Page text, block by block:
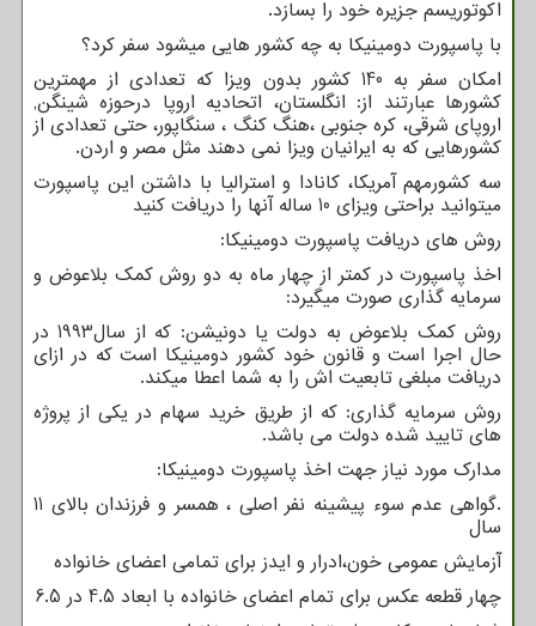
اکوتوریسم جزیره خود را بسازد.
با پاسپورت دومینیکا به چه کشور هایی میشود سفر کرد؟
امکان سفر به 140 کشور بدون ویزا که تعدادی از مهمترین
کشورها عبارتند از: انگلستان، اتحادیه اروپا درحوزه شینگن,
اروپای شرقی، کره جنوبی ،هنگ کنگ ، سنگاپور، حتی تعدادی از
کشورهایی که به ایرانیان ویزا نمی دهند مثل مصر و اردن.
سه کشورمهم آمریکا، کانادا و استرالیا با داشتن این پاسپورت
میتوانید براحتی ویزای 10 ساله آنها را دریافت کنید
روش های دریافت پاسپورت دومینیکا:
اخذ پاسپورت در کمتر از چهار ماه به دو روش کمک بلاعوض و
سرمایه گذاری صورت میگیرد:
روش کمک بلاعوض به دولت یا دونیشن: که از سال1993 در
حال اجرا است و قانون خود کشور دومینیکا است که در ازای
دریافت مبلغی تابعیت اش را به شما اعطا میکند.
روش سرمایه گذاری: که از طریق خرید سهام در یکی از پروژه
های تایید شده دولت می باشد.
مدارک مورد نیاز جهت اخذ پاسپورت دومینیکا:
.گواهی عدم سوء پیشینه نفر اصلی ، همسر و فرزندان بالای 11
سال
آزمایش عمومی خون،ادرار و ایدز برای تمامی اعضای خانواده
چهار قطعه عکس برای تمام اعضای خانواده با ابعاد 4.5 در 6.5